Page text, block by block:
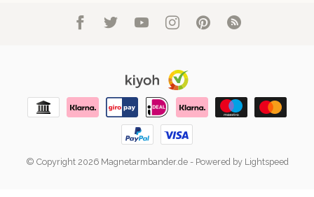
© Copyright 2026 Magnetarmbander.de- Powered by Lightspeed